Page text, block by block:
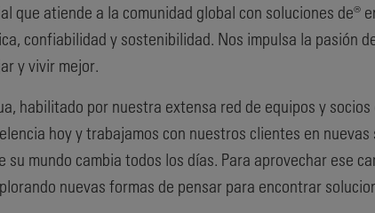
que atiende a la comunidad global con soluciones de®
confiabilidad y sostenibilidad. Nos impulsa la pasión
y vivir mejor.
habilitado por nuestra extensa red de equipos y
hoy y trabajamos con nuestros clientes en
mundo cambia todos los días. Para aprovechar ese
nuevas formas de pensar para encontrar